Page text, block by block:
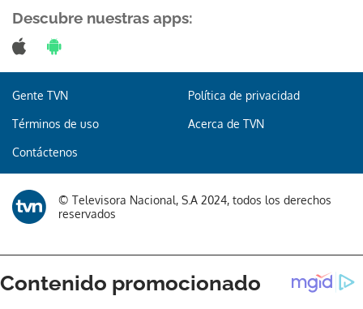
Descubre nuestras apps:
Gente TVN Política de privacidad
Términos de uso Acerca de TVN
Contáctenos
© Televisora Nacional, S.A 2024, todos los derechos
reservados